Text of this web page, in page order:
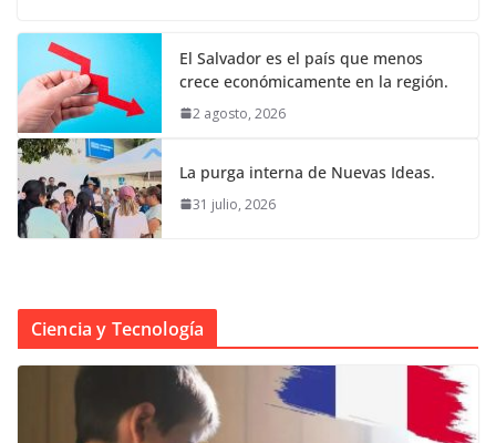
El Salvador es el país que menos
crece económicamente en la región.
2 agosto, 2026
La purga interna de Nuevas Ideas.
31 julio, 2026
Ciencia y Tecnología